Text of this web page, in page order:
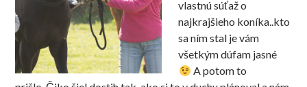
vlastnú súťaž o
najkrajšieho koníka..kto
sa ním stal je vám
všetkým dúfam jasné
A potom to